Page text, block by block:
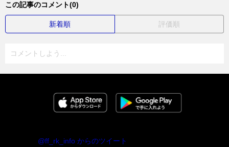
この記事のコメント(0)
新着順 評価順
コメントしよう...
@ff_rk_info からのツイート